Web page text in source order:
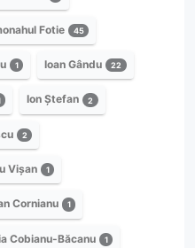
Fotie 45
1 Ioan Gându 22
Ion Ștefan 2
2
Vișan 1
Cornianu 1
Cobianu-Băcanu 1